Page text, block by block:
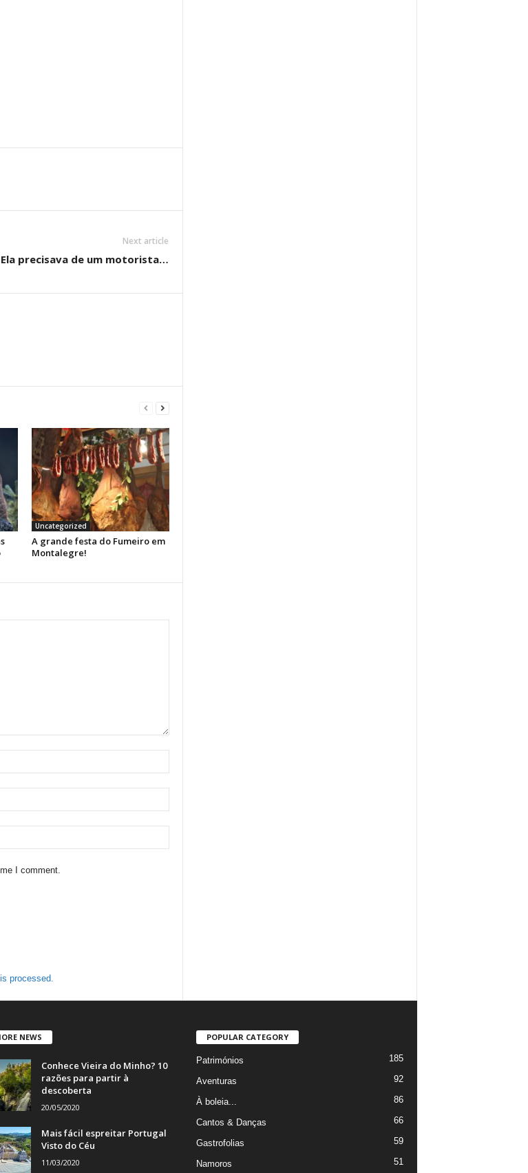
Next article
Ela precisava de um motorista…
Uncategorized
A grande festa do Fumeiro em
Montalegre!
I comment.
processed.
NEWS
Conhece Vieira do Minho? 10
razões para partir à
descoberta
20/05/2020
Mais fácil espreitar Portugal
Visto do Céu
11/03/2020
POPULAR CATEGORY
Patrimónios 185
Aventuras 92
À boleia... 86
Cantos & Danças 66
Gastrofolias 59
Namoros 51